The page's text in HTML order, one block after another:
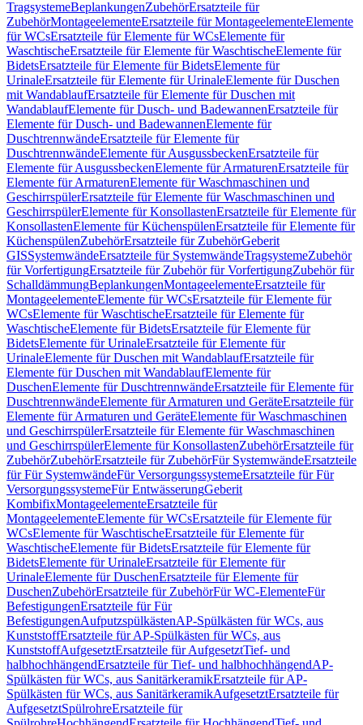
TragsystemeBeplankungenZubehörErsatzteile für
ZubehörMontageelementeErsatzteile für MontageelementeElemente
für WCsErsatzteile für Elemente für WCsElemente für
WaschtischeErsatzteile für Elemente für WaschtischeElemente für
BidetsErsatzteile für Elemente für BidetsElemente für
UrinaleErsatzteile für Elemente für UrinaleElemente für Duschen
mit WandablaufErsatzteile für Elemente für Duschen mit
WandablaufElemente für Dusch- und BadewannenErsatzteile für
Elemente für Dusch- und BadewannenElemente für
DuschtrennwändeErsatzteile für Elemente für
DuschtrennwändeElemente für AusgussbeckenErsatzteile für
Elemente für AusgussbeckenElemente für ArmaturenErsatzteile für
Elemente für ArmaturenElemente für Waschmaschinen und
GeschirrspülerErsatzteile für Elemente für Waschmaschinen und
GeschirrspülerElemente für KonsollastenErsatzteile für Elemente für
KonsollastenElemente für KüchenspülenErsatzteile für Elemente für
KüchenspülenZubehörErsatzteile für ZubehörGeberit
GISSystemwändeErsatzteile für SystemwändeTragsystemeZubehör
für VorfertigungErsatzteile für Zubehör für VorfertigungZubehör für
SchalldämmungBeplankungenMontageelementeErsatzteile für
MontageelementeElemente für WCsErsatzteile für Elemente für
WCsElemente für WaschtischeErsatzteile für Elemente für
WaschtischeElemente für BidetsErsatzteile für Elemente für
BidetsElemente für UrinaleErsatzteile für Elemente für
UrinaleElemente für Duschen mit WandablaufErsatzteile für
Elemente für Duschen mit WandablaufElemente für
DuschenElemente für DuschtrennwändeErsatzteile für Elemente für
DuschtrennwändeElemente für Armaturen und GeräteErsatzteile für
Elemente für Armaturen und GeräteElemente für Waschmaschinen
und GeschirrspülerErsatzteile für Elemente für Waschmaschinen
und GeschirrspülerElemente für KonsollastenZubehörErsatzteile für
ZubehörZubehörErsatzteile für ZubehörFür SystemwändeErsatzteile
für Für SystemwändeFür VersorgungssystemeErsatzteile für Für
VersorgungssystemeFür EntwässerungGeberit
KombifixMontageelementeErsatzteile für
MontageelementeElemente für WCsErsatzteile für Elemente für
WCsElemente für WaschtischeErsatzteile für Elemente für
WaschtischeElemente für BidetsErsatzteile für Elemente für
BidetsElemente für UrinaleErsatzteile für Elemente für
UrinaleElemente für DuschenErsatzteile für Elemente für
DuschenZubehörErsatzteile für ZubehörFür WC-ElementeFür
BefestigungenErsatzteile für Für
BefestigungenAufputzspülkästenAP-Spülkästen für WCs, aus
KunststoffErsatzteile für AP-Spülkästen für WCs, aus
KunststoffAufgesetztErsatzteile für AufgesetztTief- und
halbhochhängendErsatzteile für Tief- und halbhochhängendAP-
Spülkästen für WCs, aus SanitärkeramikErsatzteile für AP-
Spülkästen für WCs, aus SanitärkeramikAufgesetztErsatzteile für
AufgesetztSpülrohreErsatzteile für